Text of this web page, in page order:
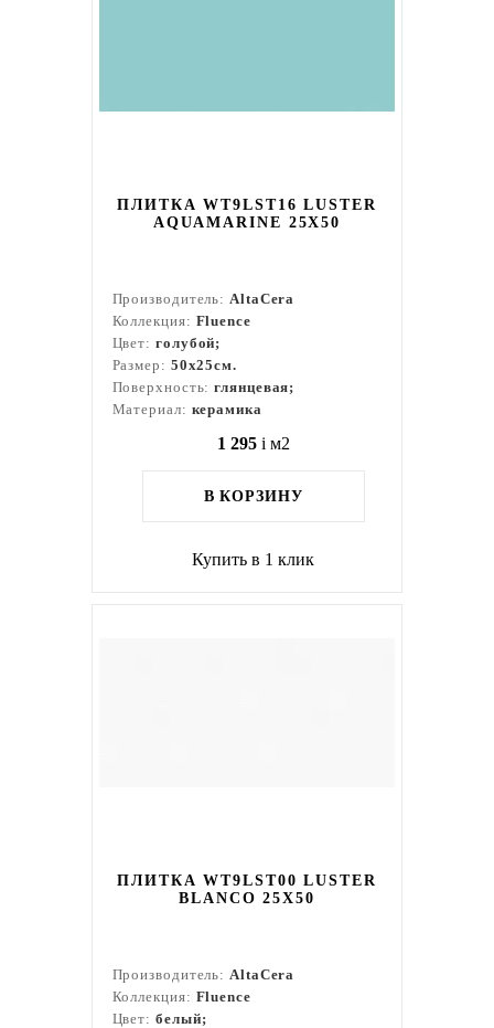
ПЛИТКА WT9LST16 LUSTER
AQUAMARINE 25Х50
Производитель:AltaCera
Коллекция: Fluence
Цвет: голубой;
Размер: 50x25см.
Поверхность:глянцевая;
Материал: керамика
1 295 i м2
В КОРЗИНУ
Купить в 1 клик
ПЛИТКА WT9LST00 LUSTER
BLANCO 25Х50
Производитель:AltaCera
Коллекция: Fluence
Цвет: белый;